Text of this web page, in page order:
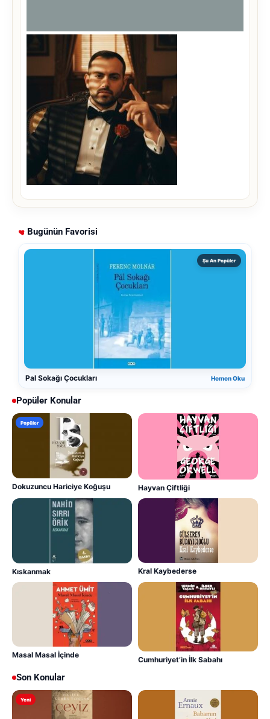
Bugünün Favorisi
Şu An Popüler
Pal Sokağı Çocukları Hemen Oku
Popüler Konular
Popüler
Dokuzuncu Hariciye Koğuşu Hayvan Çiftliği
Kıskanmak Kral Kaybederse
Masal Masal İçinde
Cumhuriyet’in İlk Sabahı
Son Konular
Yeni